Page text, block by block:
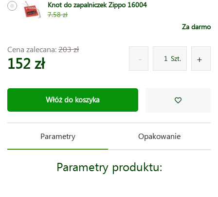
Knot do zapalniczek Zippo 16004
7.58 zł
Za darmo
Cena zalecana:203 zł
152 zł Szt.
Włóż do koszyka
Parametry Opakowanie
Parametry produktu: